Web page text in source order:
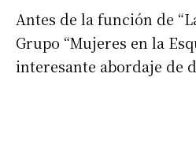
Antes de la función de
Grupo “Mujeres en la
interesante abordaje de